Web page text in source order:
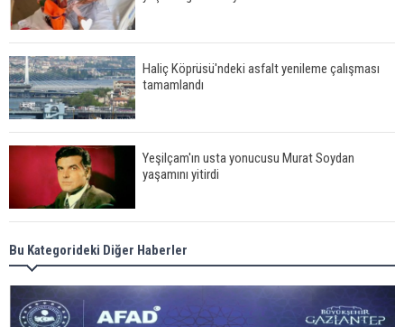
Haliç Köprüsü'ndeki asfalt yenileme çalışması
tamamlandı
Yeşilçam'ın usta yonucusu Murat Soydan
yaşamını yitirdi
Meral Akşener ile Müsavat Dervişoğlu cenazede
görüntülendi
Bu Kategorideki Diğer Haberler